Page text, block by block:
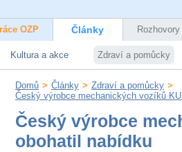
OZP Články Rozhovory
Kultura a akce Zdraví a pomůcky
Domů > Články > Zdraví a pomůcky >
Český výrobce mechanických vozíků
Český výrobce
obohatil nabídku